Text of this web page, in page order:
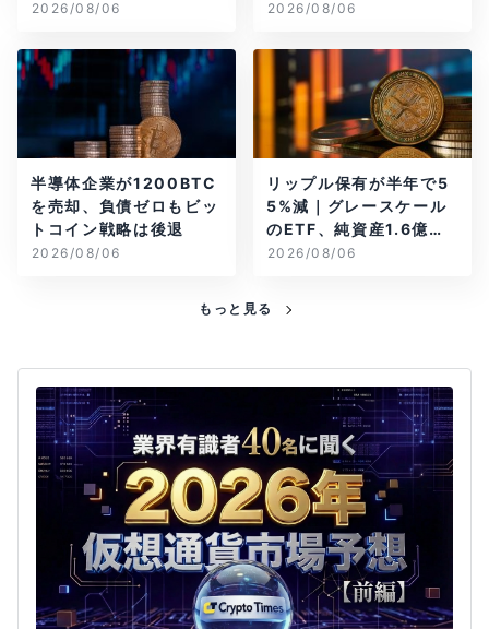
当のBTCが盗難
2026/08/06 2026/08/06
半導体企業が1200BTC
を売却、負債ゼロもビッ
トコイン戦略は後退
2026/08/06
リップル保有が半年で5
5%減｜グレースケール
のETF、純資産1.6億ド
ル減
2026/08/06
もっと見る